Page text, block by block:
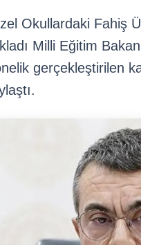
Okullardaki Fahiş
Milli Eğitim
gerçekleştirilen